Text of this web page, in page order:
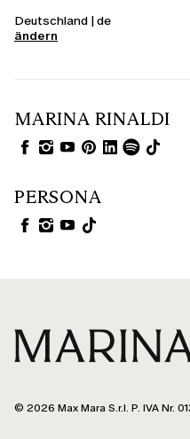
Deutschland | de
ändern
MARINA RINALDI
PERSONA
© 2026 Max Mara S.r.l. P. IVA Nr.